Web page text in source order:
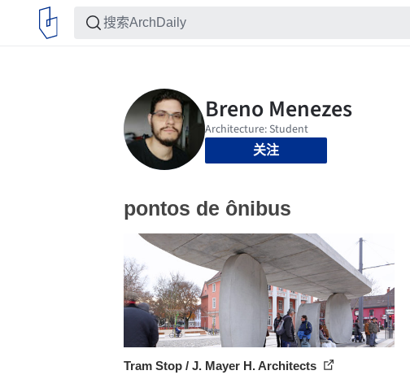
关注
pontos de ônibus
Tram Stop / J. Mayer H. Architects